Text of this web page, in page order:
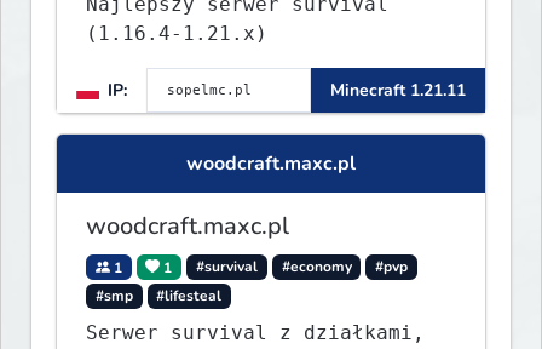
Najlepszy serwer survival
(1.16.4-1.21.x)
IP: Minecraft 1.21.11
woodcraft.maxc.pl
woodcraft.maxc.pl
1 1 #survival #economy
#pvp
#smp
#lifesteal
Serwer survival z działkami,